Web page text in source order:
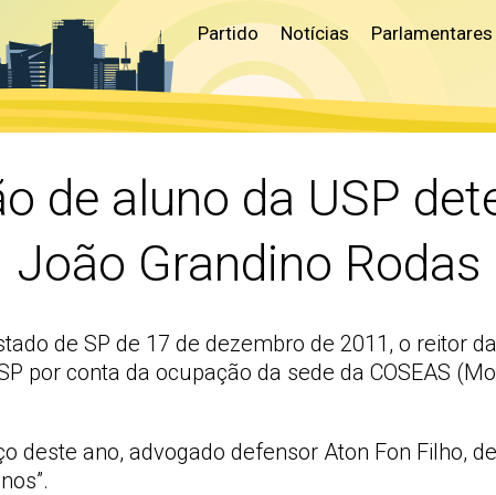
Partido Notícias Parlamentares
de aluno da USP
João Grandino Rodas
de SP de 17 de dezembro de 2011, o reitor
por conta da ocupação da sede da COSEAS
deste ano, advogado defensor Aton Fon Filho,